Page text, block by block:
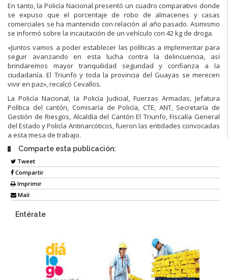
En tanto, la Policía Nacional presentó un cuadro comparativo donde
se expuso que el porcentaje de robo de almacenes y casas
comerciales se ha mantenido con relación al año pasado. Asimismo
se informó sobre la incautación de un vehículo con 42 kg de droga.
«Juntos vamos a poder establecer las políticas a implementar para
seguir avanzando en esta lucha contra la delincuencia, así
brindaremos mayor tranquilidad seguridad y confianza a la
ciudadanía. El Triunfo y toda la provincia del Guayas se merecen
vivir en paz», recalcó Cevallos.
La Policía Nacional, la Policía Judicial, Fuerzas Armadas, Jefatura
Política del cantón, Comisaría de Policía, CTE, ANT, Secretaría de
Gestión de Riesgos, Alcaldía del Cantón El Triunfo, Fiscalía General
del Estado y Policía Antinarcóticos, fueron las entidades convocadas
a esta mesa de trabajo.
Comparte esta publicación:
Tweet
Compartir
Imprimir
Mail
Entérate